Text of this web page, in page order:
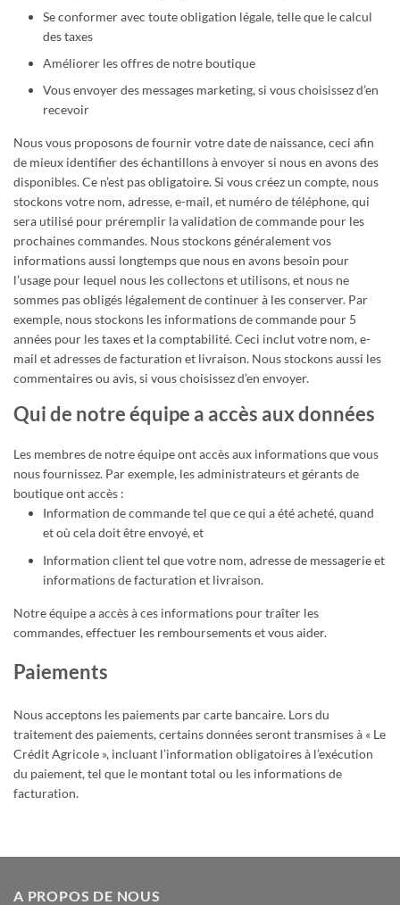
Se conformer avec toute obligation légale, telle que le calcul
des taxes
Améliorer les offres de notre boutique
Vous envoyer des messages marketing, si vous choisissez d’en
recevoir
Nous vous proposons de fournir votre date de naissance, ceci afin
de mieux identifier des échantillons à envoyer si nous en avons des
disponibles. Ce n’est pas obligatoire. Si vous créez un compte, nous
stockons votre nom, adresse, e-mail, et numéro de téléphone, qui
sera utilisé pour préremplir la validation de commande pour les
prochaines commandes. Nous stockons généralement vos
informations aussi longtemps que nous en avons besoin pour
l’usage pour lequel nous les collectons et utilisons, et nous ne
sommes pas obligés légalement de continuer à les conserver. Par
exemple, nous stockons les informations de commande pour 5
années pour les taxes et la comptabilité. Ceci inclut votre nom, e-
mail et adresses de facturation et livraison. Nous stockons aussi les
commentaires ou avis, si vous choisissez d’en envoyer.
Qui de notre équipe a accès aux données
Les membres de notre équipe ont accès aux informations que vous
nous fournissez. Par exemple, les administrateurs et gérants de
boutique ont accès :
Information de commande tel que ce qui a été acheté, quand
et où cela doit être envoyé, et
Information client tel que votre nom, adresse de messagerie et
informations de facturation et livraison.
Notre équipe a accès à ces informations pour traîter les
commandes, effectuer les remboursements et vous aider.
Paiements
Nous acceptons les paiements par carte bancaire. Lors du
traitement des paiements, certains données seront transmises à « Le
Crédit Agricole », incluant l’information obligatoires à l’exécution
du paiement, tel que le montant total ou les informations de
facturation.
A PROPOS DE NOUS